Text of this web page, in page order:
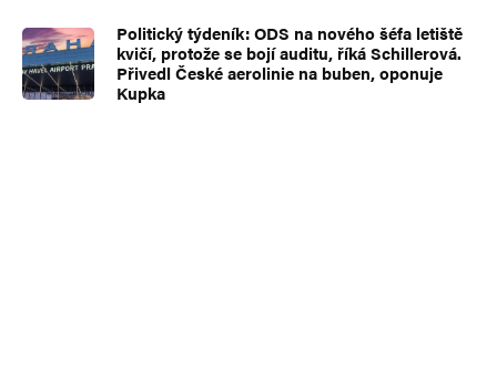
Politický týdeník: ODS na nového šéfa letiště
kvičí, protože se bojí auditu, říká Schillerová.
Přivedl České aerolinie na buben, oponuje
Kupka